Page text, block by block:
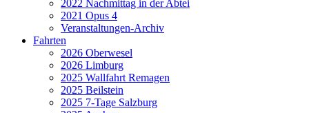
2022 Nachmittag in der Abtei
2021 Opus 4
Veranstaltungen-Archiv
Fahrten
2026 Oberwesel
2026 Limburg
2025 Wallfahrt Remagen
2025 Beilstein
2025 7-Tage Salzburg